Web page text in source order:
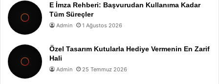
E İmza Rehberi: Başvurudan Kullanıma Kadar
Tüm Süreçler
Admin 1 Ağustos 2026
Özel Tasarım Kutularla Hediye Vermenin En Zarif
Hali
Admin 25 Temmuz 2026